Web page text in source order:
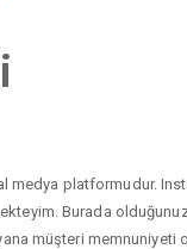
platformudur.
Burada
müşteri memnuniyeti